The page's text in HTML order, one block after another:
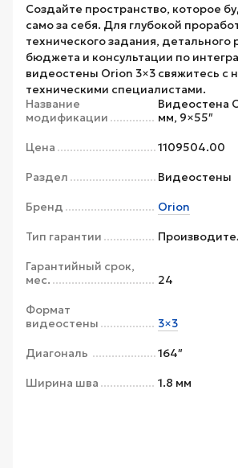
Создайте пространство, которое
само за себя. Для глубокой
технического задания, детального
бюджета и консультации по
видеостены Orion 3×3 свяжитесь с
техническими специалистами.
Название
модификации
Видеостена
мм, 9×55″
Цена 1109504.00
Раздел Видеостены
Бренд Orion
Тип гарантии
Гарантийный срок,
мес.
24
Формат
видеостены
3×3
Диагональ 164″
Ширина шва 1.8 мм